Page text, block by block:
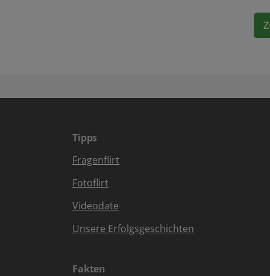
Tipps
Fragenflirt
Fotoflirt
Videodate
Unsere Erfolgsgeschichten
Fakten